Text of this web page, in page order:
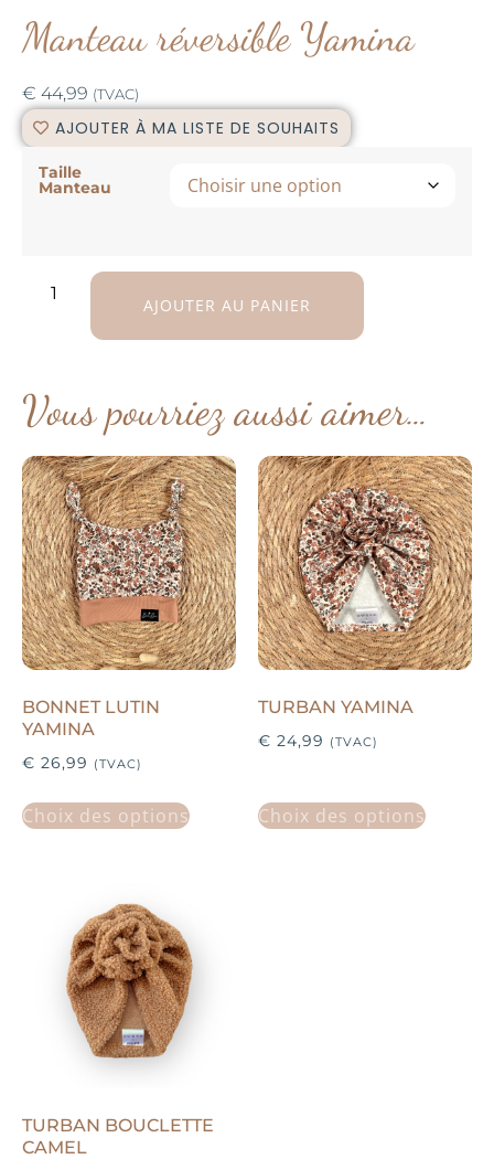
Manteau réversible Yamina
€ 44,99 (TVAC)
AJOUTER À MA LISTE DE SOUHAITS
Taille
Manteau
AJOUTER AU PANIER
Vous pourriez aussi aimer…
BONNET LUTIN
YAMINA
€ 26,99 (TVAC)
Choix des options
TURBAN YAMINA
€ 24,99 (TVAC)
Choix des options
TURBAN BOUCLETTE
CAMEL